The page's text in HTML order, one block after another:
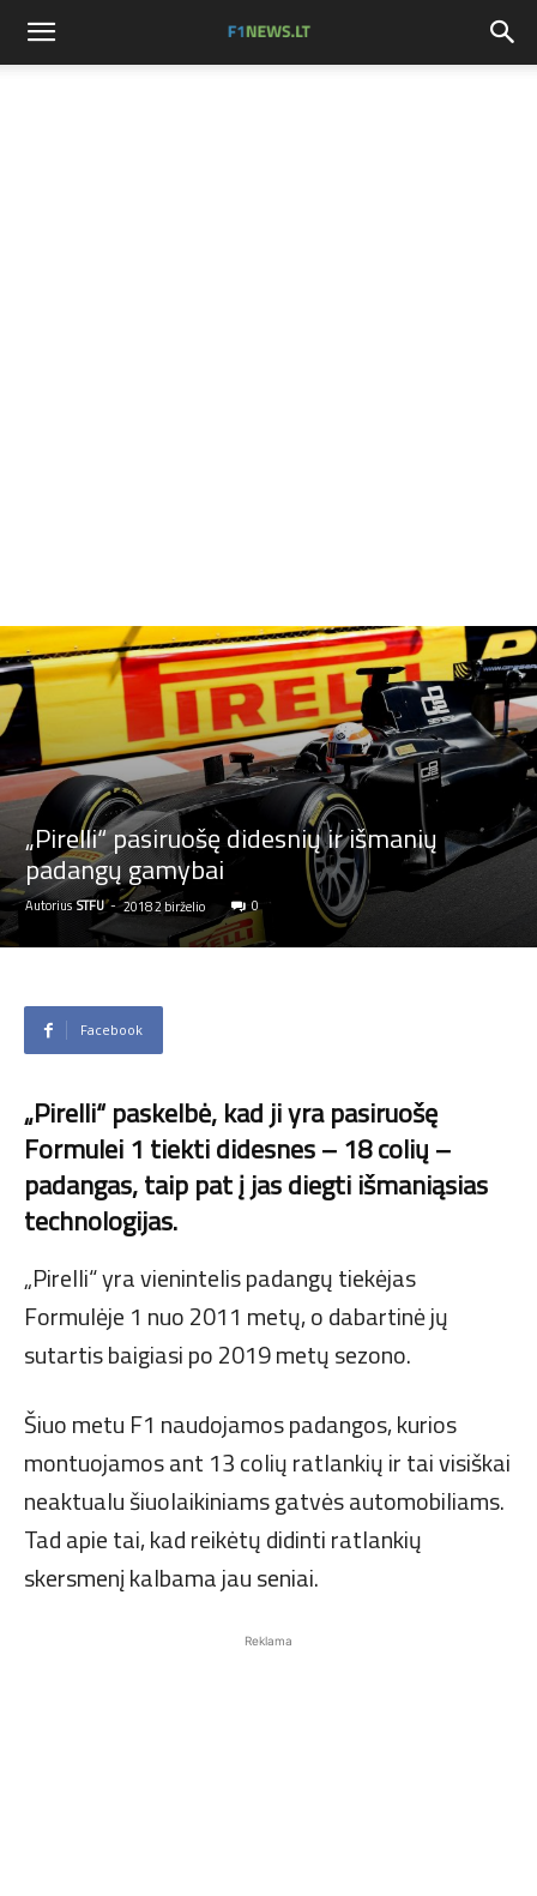
„Pirelli“ pasiruošę didesnių ir išmanių
padangų gamybai
Autorius STFU- 2018 2 birželio 0
Facebook
„Pirelli“ paskelbė, kad ji yra pasiruošę
Formulei 1 tiekti didesnes – 18 colių –
padangas, taip pat į jas diegti išmaniąsias
technologijas.
„Pirelli“ yra vienintelis padangų tiekėjas
Formulėje 1 nuo 2011 metų, o dabartinė jų
sutartis baigiasi po 2019 metų sezono.
Šiuo metu F1 naudojamos padangos, kurios
montuojamos ant 13 colių ratlankių ir tai visiškai
neaktualu šiuolaikiniams gatvės automobiliams.
Tad apie tai, kad reikėtų didinti ratlankių
skersmenį kalbama jau seniai.
Reklama